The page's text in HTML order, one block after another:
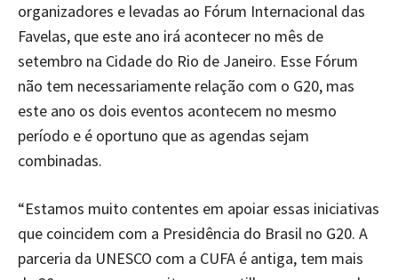
organizadores e levadas ao Fórum Internacional das
Favelas, que este ano irá acontecer no mês de
setembro na Cidade do Rio de Janeiro. Esse Fórum
não tem necessariamente relação com o G20, mas
este ano os dois eventos acontecem no mesmo
período e é oportuno que as agendas sejam
combinadas.
“Estamos muito contentes em apoiar essas iniciativas
que coincidem com a Presidência do Brasil no G20. A
parceria da UNESCO com a CUFA é antiga, tem mais